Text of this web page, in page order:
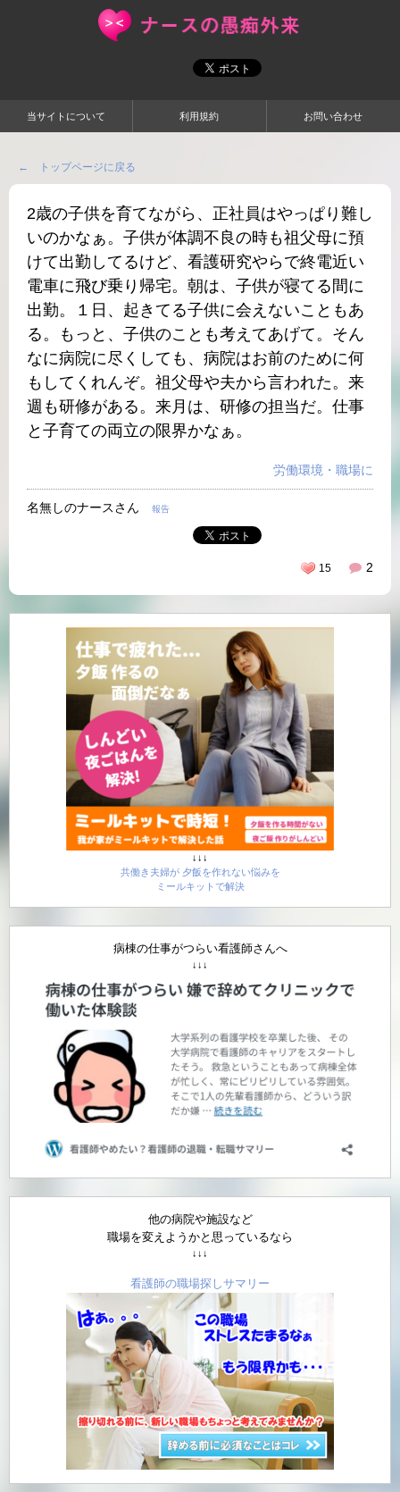
当サイトについて 利用規約 お問い合わせ
← トップページに戻る
2歳の子供を育てながら、正社員はやっぱり難し
いのかなぁ。子供が体調不良の時も祖父母に預
けて出勤してるけど、看護研究やらで終電近い
電車に飛び乗り帰宅。朝は、子供が寝てる間に
出勤。１日、起きてる子供に会えないこともあ
る。もっと、子供のことも考えてあげて。そん
なに病院に尽くしても、病院はお前のために何
もしてくれんぞ。祖父母や夫から言われた。来
週も研修がある。来月は、研修の担当だ。仕事
と子育ての両立の限界かなぁ。
労働環境・職場に
名無しのナースさん 報告
2
15
↓↓↓
共働き夫婦が 夕飯を作れない悩みを
ミールキットで解決
病棟の仕事がつらい看護師さんへ
↓↓↓
他の病院や施設など
職場を変えようかと思っているなら
↓↓↓
看護師の職場探しサマリー